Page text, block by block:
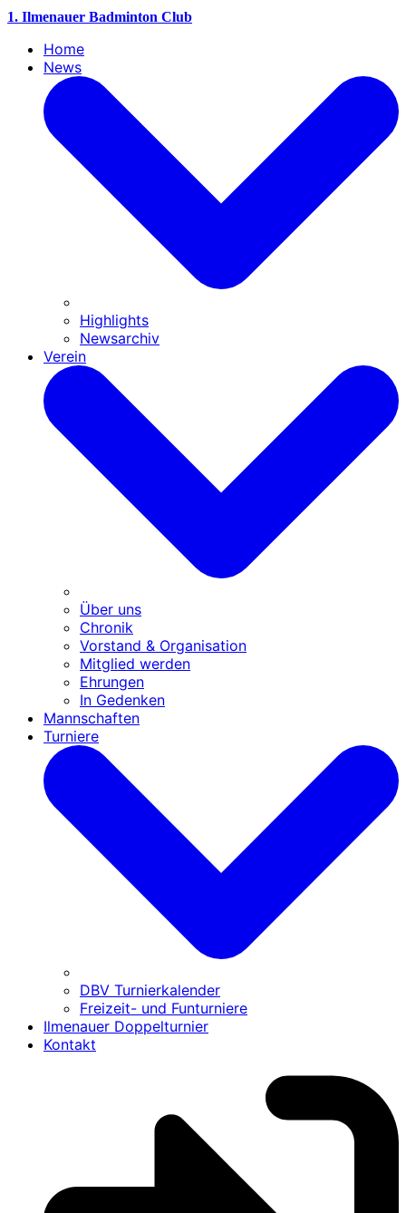
1. Ilmenauer Badminton Club
Home
News
Highlights
Newsarchiv
Verein
Über uns
Chronik
Vorstand & Organisation
Mitglied werden
Ehrungen
In Gedenken
Mannschaften
Turniere
DBV Turnierkalender
Freizeit- und Funturniere
Ilmenauer Doppelturnier
Kontakt